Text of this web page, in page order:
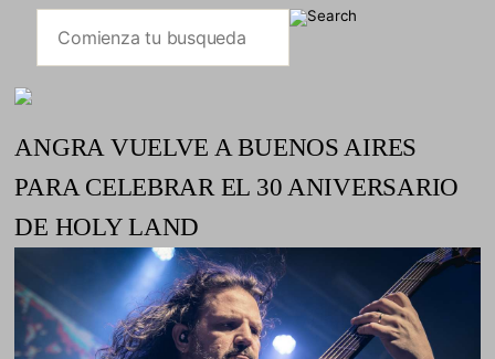
ANGRA VUELVE A BUENOS AIRES
PARA CELEBRAR EL 30 ANIVERSARIO
DE HOLY LAND